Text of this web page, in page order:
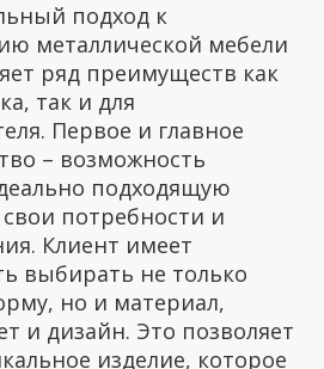
подход к
металлической мебели
ряд преимуществ как
так и для
Первое и главное
– возможность
подходящую
потребности и
Клиент имеет
выбирать не только
но и материал,
и дизайн. Это позволяет
изделие, которое